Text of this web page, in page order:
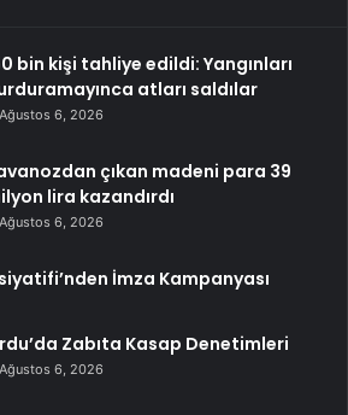
bin kişi tahliye edildi: Yangınları
atları saldılar
Ağustos 6, 2026
çıkan madeni para 39
lira kazandırdı
Ağustos 6, 2026
İmza Kampanyası
Zabıta Kasap Denetimleri
Ağustos 6, 2026